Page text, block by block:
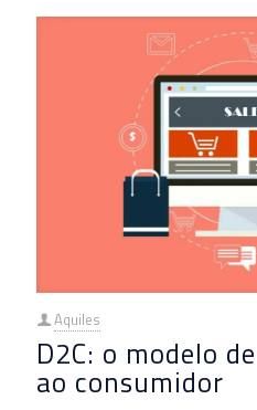
Aquiles
D2C: o modelo
ao consumidor